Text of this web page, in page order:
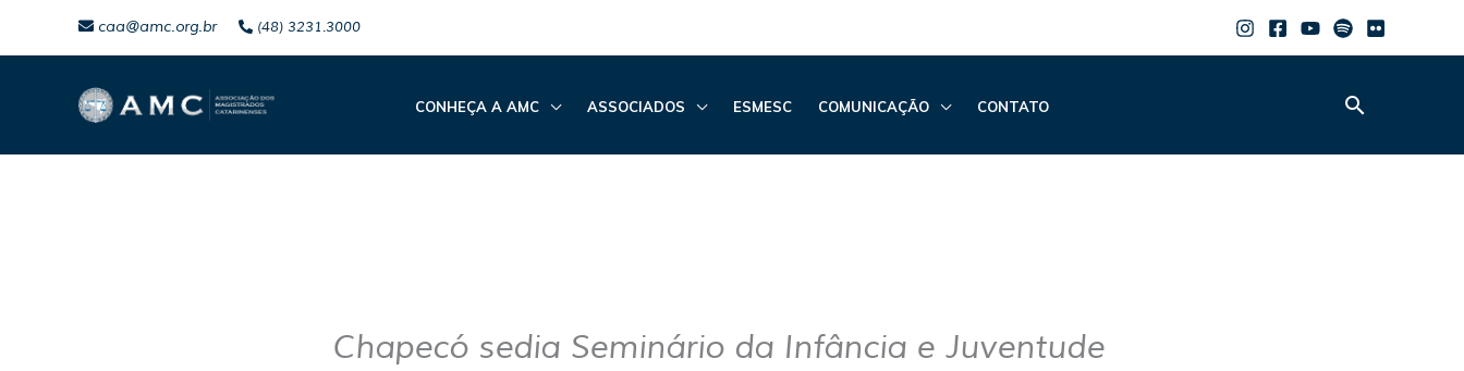
conteúdo
caa@amc.org.br (48) 3231.3000
CONHEÇA A AMC ASSOCIADOS ESMESC COMUNICAÇÃO CONTATO Pesquisar
Chapecó sedia Seminário da Infância e Juventude